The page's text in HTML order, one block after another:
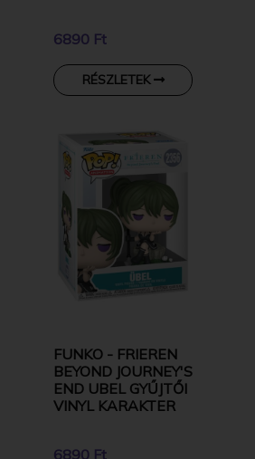
6890 Ft
RÉSZLETEK
FUNKO - FRIEREN
BEYOND JOURNEY'S
END UBEL GYŰJTŐI
VINYL KARAKTER
6890 Ft